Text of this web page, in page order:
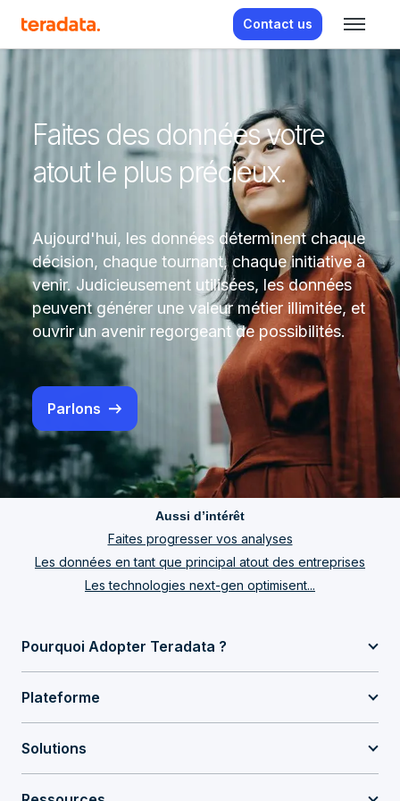
Contact us
Faites des données votre
atout le plus précieux.
Aujourd'hui, les données déterminent chaque
décision, chaque tournant, chaque initiative à
venir. Judicieusement utilisées, les données
peuvent générer une valeur métier illimitée, et
ouvrir un avenir regorgeant de possibilités.
Parlons
Aussi d’intérêt
Faites progresser vos analyses
Les données en tant que principal atout des entreprises
Les technologies next-gen optimisent...
Pourquoi Adopter Teradata ?
Plateforme
Solutions